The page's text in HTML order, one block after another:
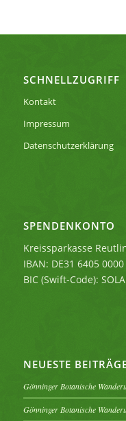
SCHNELLZUGRIFF
Kontakt
Impressum
Datenschutzerklärung
SPENDENKONTO
Kreissparkasse
IBAN: DE31 6405
BIC (Swift-Code):
NEUESTE
Gönninger Botanische
Gönninger Botanische